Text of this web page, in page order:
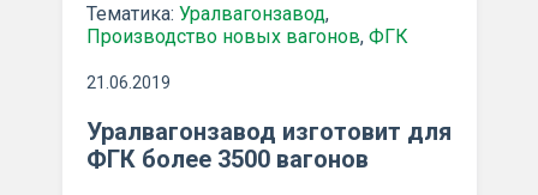
Тематика: Уралвагонзавод,
Производство новых вагонов, ФГК
21.06.2019
Уралвагонзавод изготовит для
ФГК более 3500 вагонов